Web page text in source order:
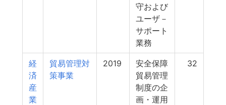
守および
ユーザ－
サポート
業務
経
済
産
業
貿易管理対
策事業
2019
安全保障
貿易管理
制度の企
画・運用
32